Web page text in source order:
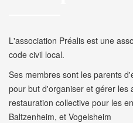
L'association Préalis est une
code civil local.
Ses membres sont les parents
pour but d'organiser et gérer les
restauration collective pour les
Baltzenheim, et Vogelsheim